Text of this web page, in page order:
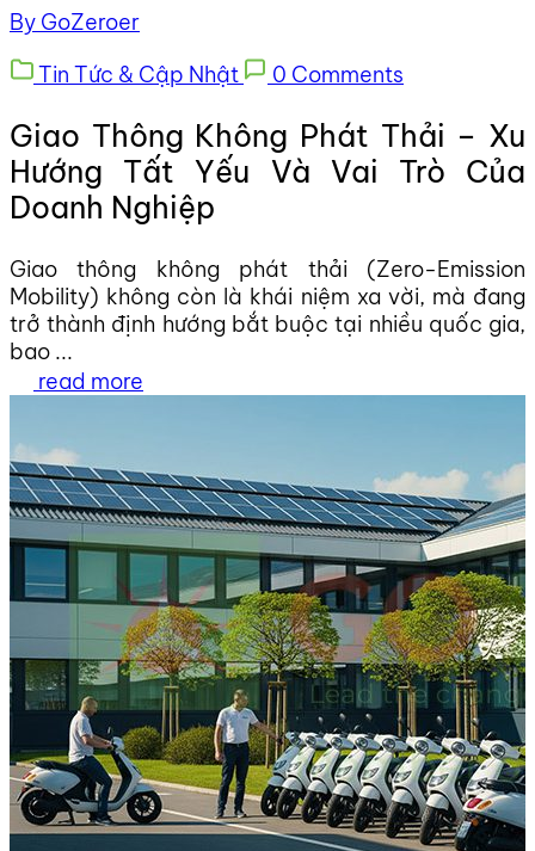
By GoZeroer
Tin Tức & Cập Nhật
0 Comments
Giao Thông Không Phát Thải – Xu
Hướng Tất Yếu Và Vai Trò Của
Doanh Nghiệp
Giao thông không phát thải (Zero-Emission
Mobility) không còn là khái niệm xa vời, mà đang
trở thành định hướng bắt buộc tại nhiều quốc gia,
bao ...
read more